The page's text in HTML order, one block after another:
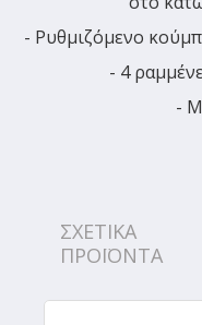
- Ρυθμιζόμενο
- 4
-
ΣΧΕΤΙΚΑ
ΠΡΟΪΟΝΤΑ